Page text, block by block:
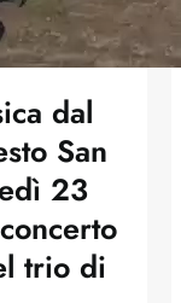
dal
San
23
trio di